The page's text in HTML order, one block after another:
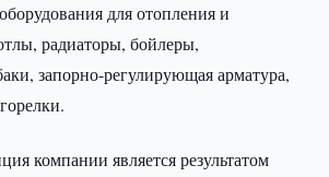
для отопления и
радиаторы, бойлеры,
запорно-регулирующая арматура,
компании является результатом